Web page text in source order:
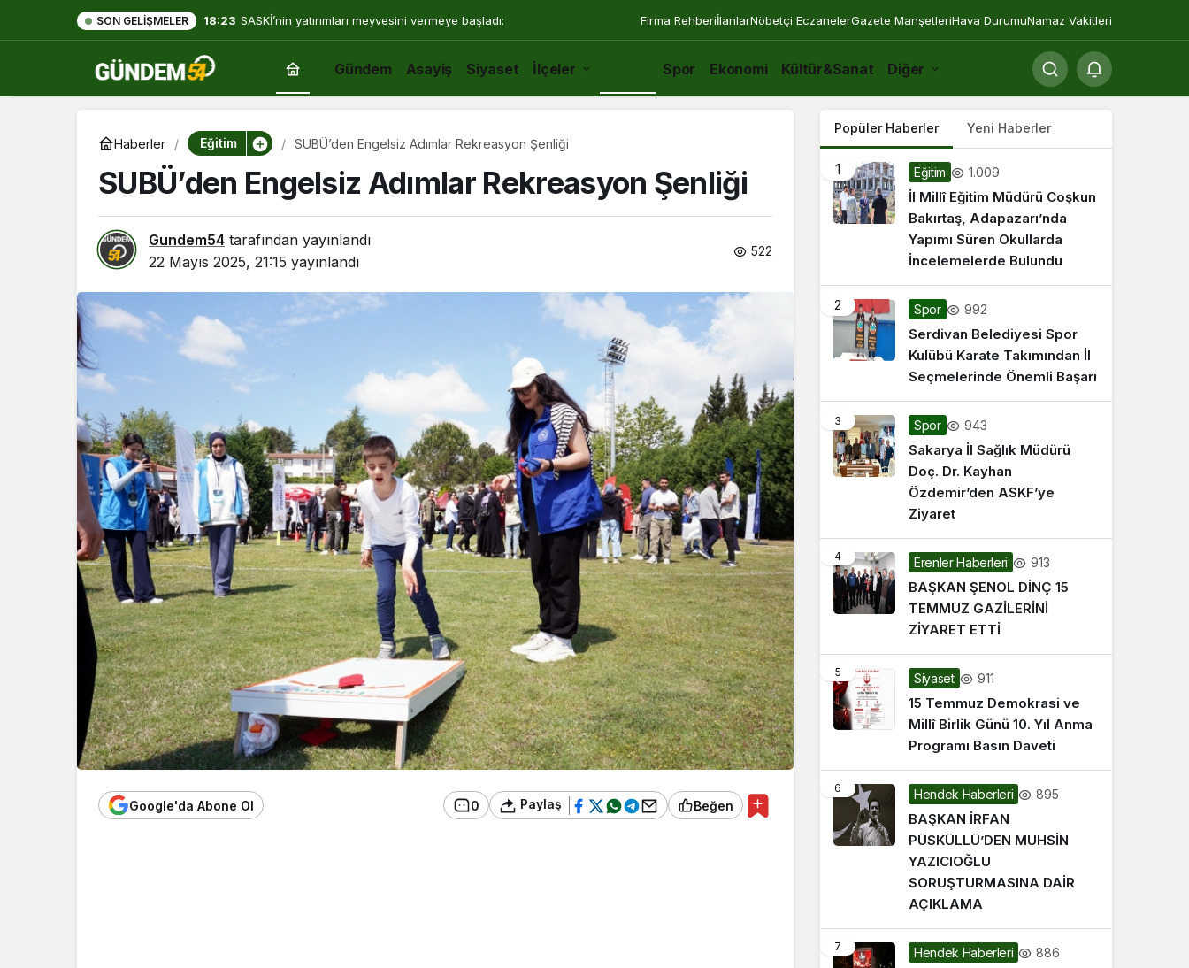
SON GELIŞMELER 18:23 SASKİ’nin yatırımları meyvesini vermeye başladı: Firma RehberiİlanlarNöbetçi EczanelerGazete ManşetleriHava DurumuNamaz Vakitleri
Gündem Asayiş Siyaset İlçeler Spor Ekonomi Kültür&Sanat Diğer
Haberler Eğitim SUBÜ’den Engelsiz Adımlar Rekreasyon Şenliği
SUBÜ’den Engelsiz Adımlar Rekreasyon Şenliği
Gundem54 tarafından yayınlandı
22 Mayıs 2025, 21:15 yayınlandı
522
Google'da Abone Ol 0 Paylaş Beğen
Popüler Haberler Yeni Haberler
1 Eğitim 1.009
İl Millî Eğitim Müdürü Coşkun
Bakırtaş, Adapazarı’nda
Yapımı Süren Okullarda
İncelemelerde Bulundu
2 Spor 992
Serdivan Belediyesi Spor
Kulübü Karate Takımından İl
Seçmelerinde Önemli Başarı
3 Spor 943
Sakarya İl Sağlık Müdürü
Doç. Dr. Kayhan
Özdemir’den ASKF’ye
Ziyaret
4 Erenler Haberleri 913
BAŞKAN ŞENOL DİNÇ 15
TEMMUZ GAZİLERİNİ
ZİYARET ETTİ
5 Siyaset 911
15 Temmuz Demokrasi ve
Millî Birlik Günü 10. Yıl Anma
Programı Basın Daveti
6 Hendek Haberleri 895
BAŞKAN İRFAN
PÜSKÜLLÜ’DEN MUHSİN
YAZICIOĞLU
SORUŞTURMASINA DAİR
AÇIKLAMA
7 Hendek Haberleri 886